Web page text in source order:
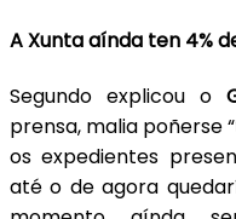
A Xunta aínda ten 4%
Segundo explicou o
prensa, malia poñerse
os expedientes
até o de agora